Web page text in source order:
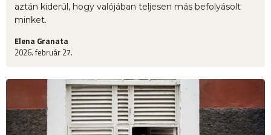
aztán kiderül, hogy valójában teljesen más befolyásolt
minket.
Elena Granata
2026. február 27.